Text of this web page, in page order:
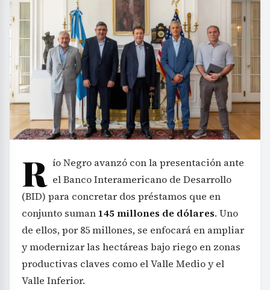
R ío Negro avanzó con la presentación ante
el Banco Interamericano de Desarrollo
(BID) para concretar dos préstamos que en
conjunto suman 145 millones de dólares. Uno
de ellos, por 85 millones, se enfocará en ampliar
y modernizar las hectáreas bajo riego en zonas
productivas claves como el Valle Medio y el
Valle Inferior.